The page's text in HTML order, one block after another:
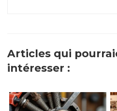
Articles qui
intéresser :